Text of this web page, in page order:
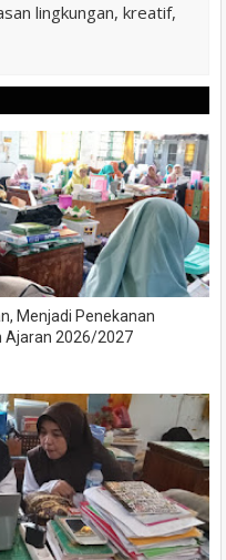
lingkungan, kreatif,
Menjadi Penekanan
Ajaran 2026/2027